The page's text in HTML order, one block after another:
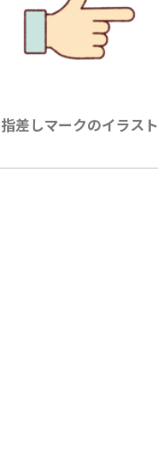
指差しマークのイラスト